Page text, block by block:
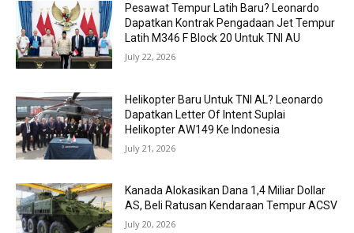
Pesawat Tempur Latih Baru? Leonardo
Dapatkan Kontrak Pengadaan Jet Tempur
Latih M346 F Block 20 Untuk TNI AU
July 22, 2026
Helikopter Baru Untuk TNI AL? Leonardo
Dapatkan Letter Of Intent Suplai
Helikopter AW149 Ke Indonesia
July 21, 2026
Kanada Alokasikan Dana 1,4 Miliar Dollar
AS, Beli Ratusan Kendaraan Tempur ACSV
July 20, 2026